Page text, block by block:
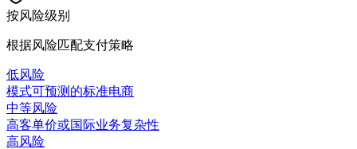
按风险级别
根据风险匹配支付策略
低风险
模式可预测的标准电商
中等风险
高客单价或国际业务复杂性
高风险